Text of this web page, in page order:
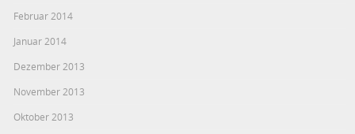
Februar 2014
Januar 2014
Dezember 2013
November 2013
Oktober 2013